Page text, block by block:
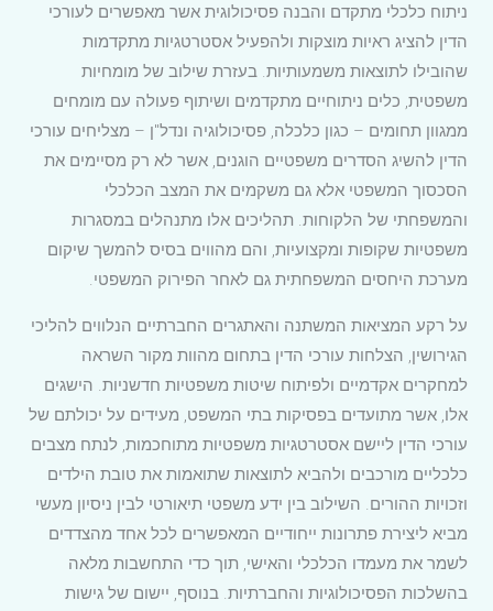
ניתוח כלכלי מתקדם והבנה פסיכולוגית אשר מאפשרים לעורכי
הדין להציג ראיות מוצקות ולהפעיל אסטרטגיות מתקדמות
שהובילו לתוצאות משמעותיות. בעזרת שילוב של מומחיות
משפטית, כלים ניתוחיים מתקדמים ושיתוף פעולה עם מומחים
ממגוון תחומים – כגון כלכלה, פסיכולוגיה ונדל"ן – מצליחים עורכי
הדין להשיג הסדרים משפטיים הוגנים, אשר לא רק מסיימים את
הסכסוך המשפטי אלא גם משקמים את המצב הכלכלי
והמשפחתי של הלקוחות. תהליכים אלו מתנהלים במסגרות
משפטיות שקופות ומקצועיות, והם מהווים בסיס להמשך שיקום
מערכת היחסים המשפחתית גם לאחר הפירוק המשפטי.
על רקע המציאות המשתנה והאתגרים החברתיים הנלווים להליכי
הגירושין, הצלחות עורכי הדין בתחום מהוות מקור השראה
למחקרים אקדמיים ולפיתוח שיטות משפטיות חדשניות. הישגים
אלו, אשר מתועדים בפסיקות בתי המשפט, מעידים על יכולתם של
עורכי הדין ליישם אסטרטגיות משפטיות מתוחכמות, לנתח מצבים
כלכליים מורכבים ולהביא לתוצאות שתואמות את טובת הילדים
וזכויות ההורים. השילוב בין ידע משפטי תיאורטי לבין ניסיון מעשי
מביא ליצירת פתרונות ייחודיים המאפשרים לכל אחד מהצדדים
לשמר את מעמדו הכלכלי והאישי, תוך כדי התחשבות מלאה
בהשלכות הפסיכולוגיות והחברתיות. בנוסף, יישום של גישות